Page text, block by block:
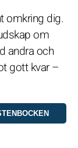
omkring dig.
om
andra och
gott kvar –